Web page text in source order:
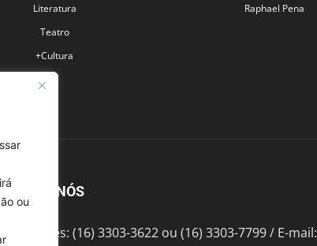
ou
Literatura
Teatro
+Cultura
Raphael Pena
SOBRE NÓS
Telefones: (16) 3303-3622 ou (16) 3303-7799 / E-mail: